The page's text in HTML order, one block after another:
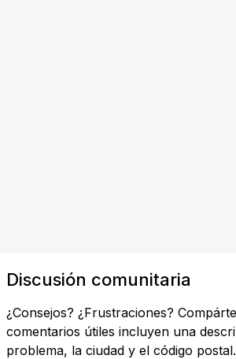
Discusión comunitaria
¿Consejos? ¿Frustraciones?
comentarios útiles incluyen una
problema, la ciudad y el código postal.